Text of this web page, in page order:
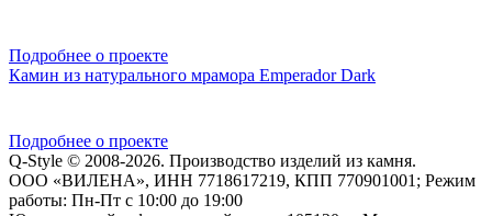
Подробнее о проекте
Камин из натурального мрамора Emperador Dark
Подробнее о проекте
Q-Style © 2008-2026. Производство изделий из камня.
ООО «ВИЛЕНА», ИНН 7718617219, КПП 770901001; Режим
работы: Пн-Пт с 10:00 до 19:00